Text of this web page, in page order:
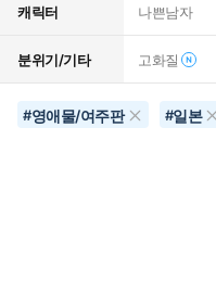
캐릭터 나쁜남자
분위기/기타 고화질
#영애물/여주판 #일본